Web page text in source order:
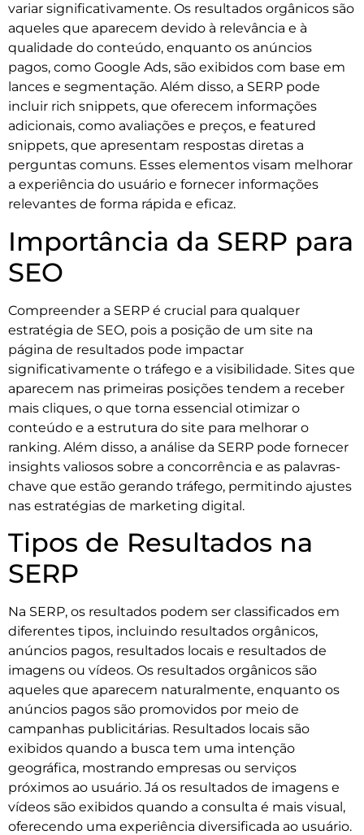
variar significativamente. Os resultados orgânicos são
aqueles que aparecem devido à relevância e à
qualidade do conteúdo, enquanto os anúncios
pagos, como Google Ads, são exibidos com base em
lances e segmentação. Além disso, a SERP pode
incluir rich snippets, que oferecem informações
adicionais, como avaliações e preços, e featured
snippets, que apresentam respostas diretas a
perguntas comuns. Esses elementos visam melhorar
a experiência do usuário e fornecer informações
relevantes de forma rápida e eficaz.
Importância da SERP para
SEO
Compreender a SERP é crucial para qualquer
estratégia de SEO, pois a posição de um site na
página de resultados pode impactar
significativamente o tráfego e a visibilidade. Sites que
aparecem nas primeiras posições tendem a receber
mais cliques, o que torna essencial otimizar o
conteúdo e a estrutura do site para melhorar o
ranking. Além disso, a análise da SERP pode fornecer
insights valiosos sobre a concorrência e as palavras-
chave que estão gerando tráfego, permitindo ajustes
nas estratégias de marketing digital.
Tipos de Resultados na
SERP
Na SERP, os resultados podem ser classificados em
diferentes tipos, incluindo resultados orgânicos,
anúncios pagos, resultados locais e resultados de
imagens ou vídeos. Os resultados orgânicos são
aqueles que aparecem naturalmente, enquanto os
anúncios pagos são promovidos por meio de
campanhas publicitárias. Resultados locais são
exibidos quando a busca tem uma intenção
geográfica, mostrando empresas ou serviços
próximos ao usuário. Já os resultados de imagens e
vídeos são exibidos quando a consulta é mais visual,
oferecendo uma experiência diversificada ao usuário.